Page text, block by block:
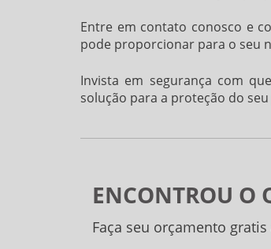
Entre em contato conosco e
pode proporcionar para o seu
Invista em segurança com
solução para a proteção do
ENCONTROU O
Faça seu orçamento